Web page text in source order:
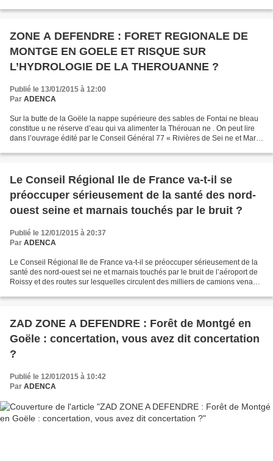
ZONE A DEFENDRE : FORET REGIONALE DE
MONTGE EN GOELE ET RISQUE SUR
L’HYDROLOGIE DE LA THEROUANNE ?
Publié le 13/01/2015 à 12:00
Par ADENCA
Sur la butte de la Goële la nappe supérieure des sables de Fontai ne bleau
constitue u ne réserve d’eau qui va alimenter la Thérouan ne . On peut lire
dans l’ouvrage édité par le Conseil Général 77 « Rivières de Sei ne et Mar
Le Conseil Régional Ile de France va-t-il se
préoccuper sérieusement de la santé des nord-
ouest seine et marnais touchés par le bruit ?
Publié le 12/01/2015 à 20:37
Par ADENCA
Le Conseil Régional Ile de France va-t-il se préoccuper sérieusement de la
santé des nord-ouest sei ne et marnais touchés par le bruit de l’aéroport de
Roissy et des routes sur lesquelles circulent des milliers de camions venant
ZAD ZONE A DEFENDRE : Forêt de Montgé en
Goële : concertation, vous avez dit concertation
?
Publié le 12/01/2015 à 10:42
Par ADENCA